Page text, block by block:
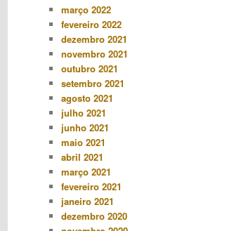
março 2022
fevereiro 2022
dezembro 2021
novembro 2021
outubro 2021
setembro 2021
agosto 2021
julho 2021
junho 2021
maio 2021
abril 2021
março 2021
fevereiro 2021
janeiro 2021
dezembro 2020